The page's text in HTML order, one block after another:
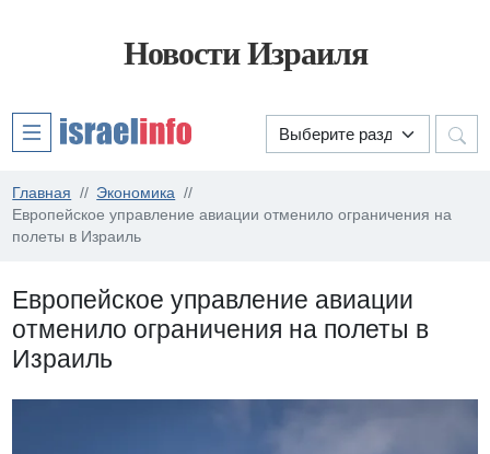
Новости Израиля
Главная
Экономика
Европейское управление авиации отменило ограничения на
полеты в Израиль
Европейское управление авиации
отменило ограничения на полеты в
Израиль